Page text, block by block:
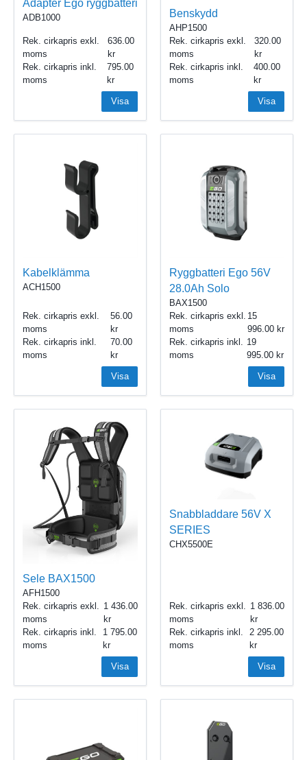
Adapter Ego ryggbatteri
ADB1000
Rek. cirkapris exkl.
moms
636.00
Rek. cirkapris inkl.
moms
795.00
Visa
Benskydd
AHP1500
Rek. cirkapris exkl.
moms
320.00
Rek. cirkapris inkl.
moms
400.00
Visa
Kabelklämma
ACH1500
Rek. cirkapris exkl.
moms
56.00
Rek. cirkapris inkl.
moms
70.00
Visa
Ryggbatteri Ego 56V
28.0Ah Solo
BAX1500
Rek. cirkapris exkl.
moms
15
996.00
Rek. cirkapris inkl.
moms
19
995.00
Visa
Sele BAX1500
AFH1500
Rek. cirkapris exkl.
moms
1 436.00
Rek. cirkapris inkl.
moms
1 795.00
Visa
Snabbladdare 56V X
SERIES
CHX5500E
Rek. cirkapris exkl.
moms
1 836.00
Rek. cirkapris inkl.
moms
2 295.00
Visa